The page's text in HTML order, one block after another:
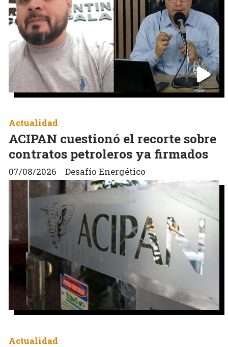
ACIPAN cuestionó el recorte sobre
contratos petroleros ya firmados
Desafío Energético
Actualidad
07/08/2026
Actualidad